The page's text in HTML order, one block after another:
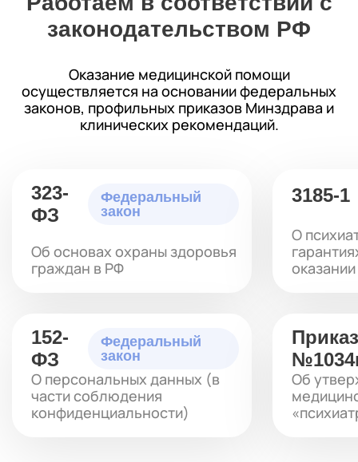
законодательством РФ
Оказание медицинской помощи
осуществляется на основании федеральных
законов, профильных приказов Минздрава и
клинических рекомендаций.
323-
ФЗ
Федеральный
закон
Об основах охраны здоровья
граждан в РФ
3185-1
О
оказании
152-
ФЗ
Федеральный
закон
О персональных данных (в
части соблюдения
конфиденциальности)
Приказ
Об